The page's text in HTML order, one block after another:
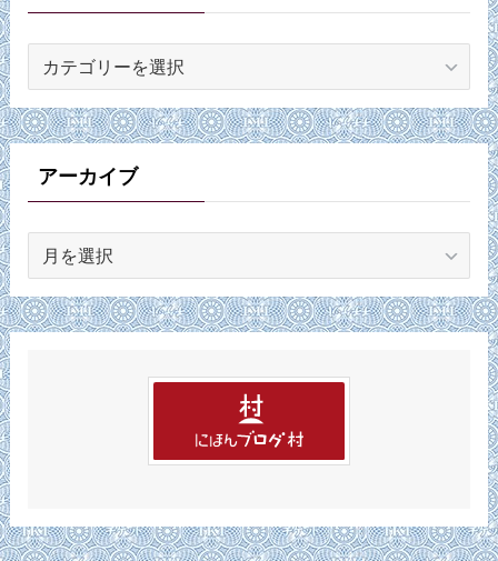
ゴ
リ
ーアーカイブ
カ
イ